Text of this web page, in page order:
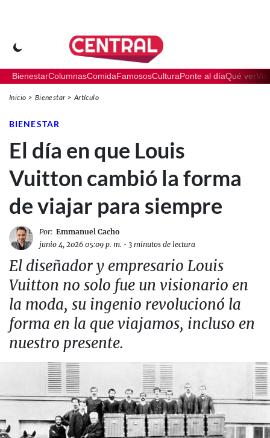
BienestarColumnasComidaFamososCulturaPonte al díaQué ver
Inicio Bienestar Artículo
BIENESTAR
El día en que Louis
Vuitton cambió la forma
de viajar para siempre
Por: Emmanuel Cacho
junio 4, 2026 05:09 p. m. • 3 minutos de lectura
El diseñador y empresario Louis
Vuitton no solo fue un visionario en
la moda, su ingenio revolucionó la
forma en la que viajamos, incluso en
nuestro presente.